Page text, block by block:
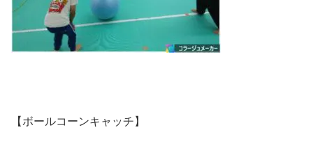
【ボールコーンキャッチ】